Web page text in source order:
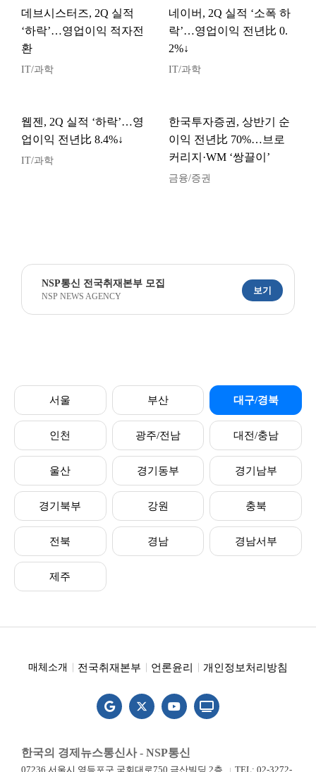
데브시스터즈, 2Q 실적
‘하락’…영업이익 적자전
환
IT/과학
네이버, 2Q 실적 ‘소폭 하
락’…영업이익 전년比 0.
2%↓
IT/과학
웹젠, 2Q 실적 ‘하락’…영
업이익 전년比 8.4%↓
IT/과학
한국투자증권, 상반기 순
이익 전년比 70%…브로
커리지·WM ‘쌍끌이’
금융/증권
NSP통신 전국취재본부 모집
NSP NEWS AGENCY
보기
서울 부산 대구/경북
인천 광주/전남 대전/충남
울산 경기동부 경기남부
경기북부 강원 충북
전북 경남 경남서부
제주
매체소개 전국취재본부 언론윤리 개인정보처리방침
한국의 경제뉴스통신사 - NSP통신
07236 서울시 영등포구 국회대로750 금산빌딩 2층 TEL: 02-3272-